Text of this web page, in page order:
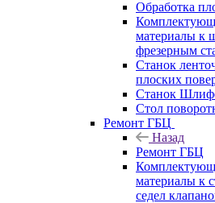
Обработка
материалы к
фрезерным
Станок
плоских
Станок
Стол
Ремонт ГБЦ
Назад
Ремонт ГБЦ
материалы к
седел